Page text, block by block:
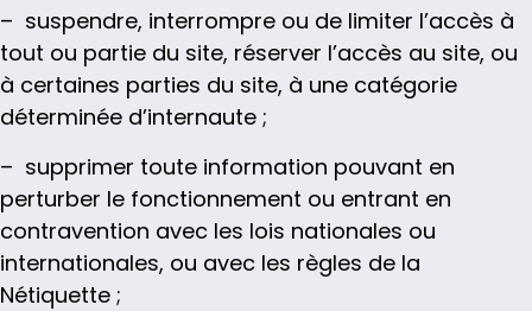
– suspendre, interrompre ou de limiter l’accès à
tout ou partie du site, réserver l’accès au site, ou
à certaines parties du site, à une catégorie
déterminée d’internaute ;
– supprimer toute information pouvant en
perturber le fonctionnement ou entrant en
contravention avec les lois nationales ou
internationales, ou avec les règles de la
Nétiquette ;